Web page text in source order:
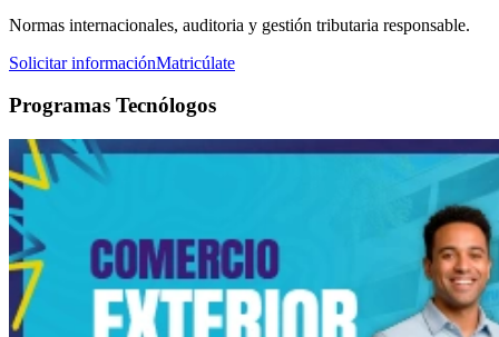
Normas internacionales, auditoria y gestión tributaria responsable.
Solicitar informaciónMatricúlate
Programas Tecnólogos